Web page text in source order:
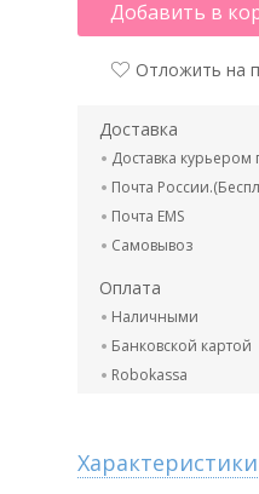
Добавить в
Отложить на
Доставка
Доставка курьером
Почта
Почта EMS
Самовывоз
Оплата
Наличными
Банковской картой
Robokassa
Характеристики